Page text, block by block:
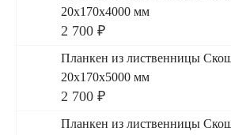
20x170x4000 мм
2 700 ₽
Планкен из лиственницы
20x170x5000 мм
2 700 ₽
Планкен из лиственницы